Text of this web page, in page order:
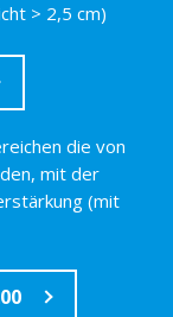
> 2,5 cm)
die von
mit der
(mit